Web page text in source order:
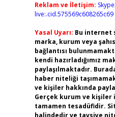
Reklam ve İletişim: Skype:
live:.cid.575569c608265c69
Yasal Uyarı: Bu internet
marka, kurum veya
bağlantısı
kendi hazırladığımız
paylaşılmaktadır.
haber niteliği
ve kişiler hakkında
Gerçek kurum ve
tamamen tesadüfidir.
halindedir ve tavsiye